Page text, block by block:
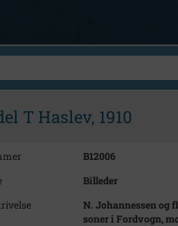
T Haslev, 1910
B12006
Billeder
N. Johannessen og
soner i Fordvogn,